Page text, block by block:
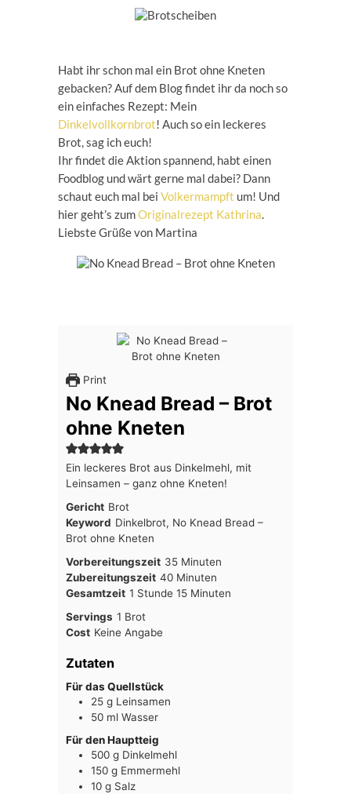
Habt ihr schon mal ein Brot ohne Kneten
gebacken? Auf dem Blog findet ihr da noch so
ein einfaches Rezept: Mein
Dinkelvollkornbrot! Auch so ein leckeres
Brot, sag ich euch!
Ihr findet die Aktion spannend, habt einen
Foodblog und wärt gerne mal dabei? Dann
schaut euch mal bei Volkermampft um! Und
hier geht’s zumOriginalrezept Kathrina.
Liebste Grüße von Martina
Print
No Knead Bread – Brot
ohne Kneten
Ein leckeres Brot aus Dinkelmehl, mit
Leinsamen – ganz ohne Kneten!
Gericht Brot
Keyword Dinkelbrot, No Knead Bread –
Brot ohne Kneten
Vorbereitungszeit 35Minuten
Minuten
Zubereitungszeit 40Minuten
Minuten
Gesamtzeit 1 Stunde
Stunde 15Minuten
Minuten
Servings 1 Brot
Cost Keine Angabe
Zutaten
Für das Quellstück
25 g Leinsamen
50 ml Wasser
Für den Hauptteig
500 g Dinkelmehl
150 g Emmermehl
10 g Salz